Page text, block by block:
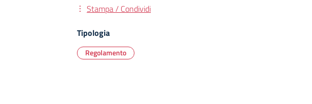
Stampa / Condividi
Tipologia
Regolamento